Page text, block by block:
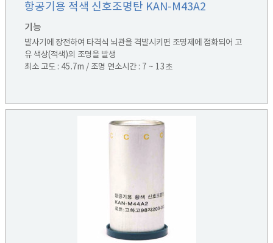
항공기용 적색 신호조명탄 KAN-M43A2
기능
발사기에 장전하여 타격식 뇌관을 격발시키면 조명제에 점화되어 고
유 색상(적색)의 조명을 발생
최소 고도 : 45.7m / 조명 연소시간 : 7 ~ 13초